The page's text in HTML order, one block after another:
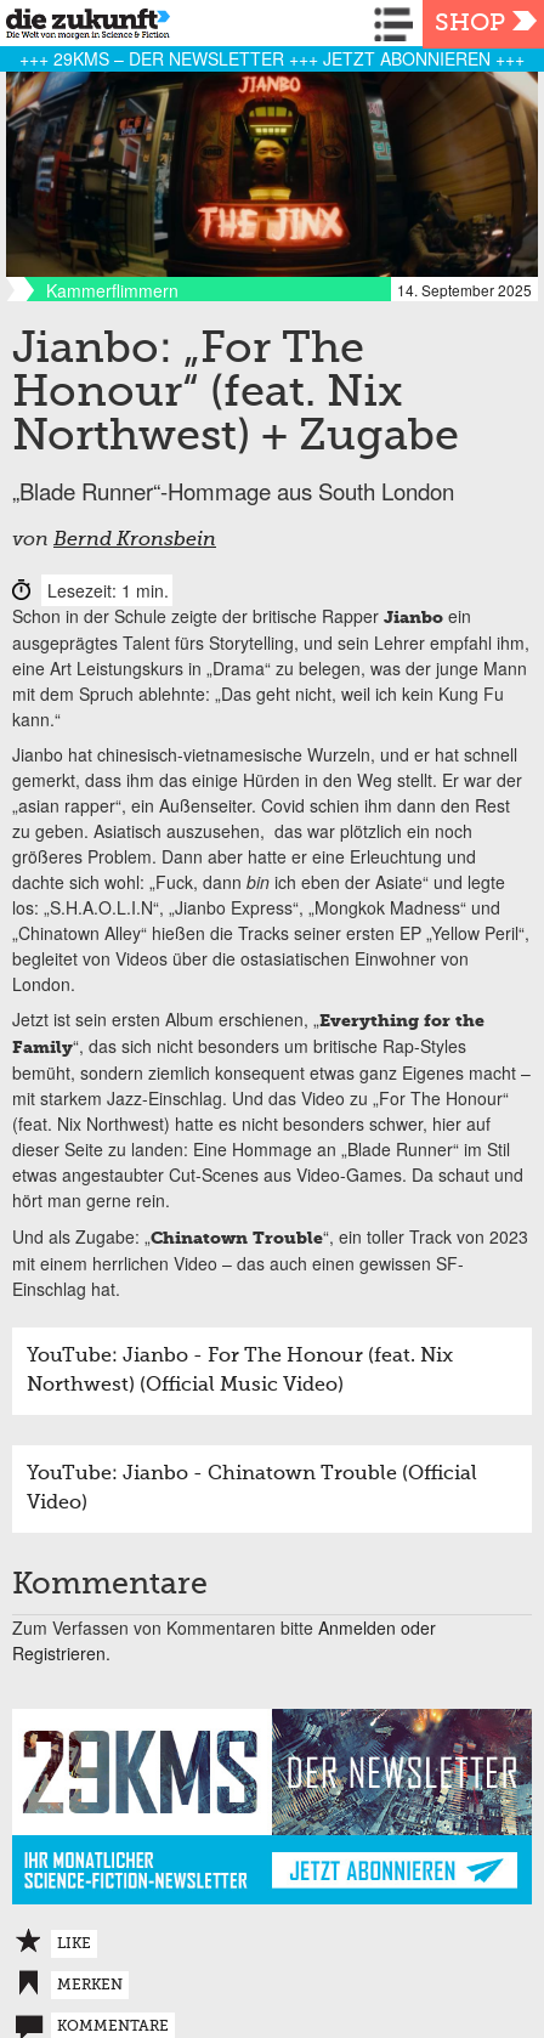
Navigation
SHOP
+++ 29KMS – DER NEWSLETTER +++ JETZT ABONNIEREN +++
Kammerflimmern 14. September 2025
Jianbo: „For The
Honour“ (feat. Nix
Northwest) + Zugabe
„Blade Runner“-Hommage aus South London
von Bernd Kronsbein
Lesezeit: 1 min.
Schon in der Schule zeigte der britische Rapper Jianbo ein
ausgeprägtes Talent fürs Storytelling, und sein Lehrer empfahl ihm,
eine Art Leistungskurs in „Drama“ zu belegen, was der junge Mann
mit dem Spruch ablehnte: „Das geht nicht, weil ich kein Kung Fu
kann.“
Jianbo hat chinesisch-vietnamesische Wurzeln, und er hat schnell
gemerkt, dass ihm das einige Hürden in den Weg stellt. Er war der
„asian rapper“, ein Außenseiter. Covid schien ihm dann den Rest
zu geben. Asiatisch auszusehen, das war plötzlich ein noch
größeres Problem. Dann aber hatte er eine Erleuchtung und
dachte sich wohl: „Fuck, dann bin ich eben der Asiate“ und legte
los: „S.H.A.O.L.I.N“, „Jianbo Express“, „Mongkok Madness“ und
„Chinatown Alley“ hießen die Tracks seiner ersten EP „Yellow Peril“,
begleitet von Videos über die ostasiatischen Einwohner von
London.
Jetzt ist sein ersten Album erschienen, „Everything for the
Family“, das sich nicht besonders um britische Rap-Styles
bemüht, sondern ziemlich konsequent etwas ganz Eigenes macht –
mit starkem Jazz-Einschlag. Und das Video zu „For The Honour“
(feat. Nix Northwest) hatte es nicht besonders schwer, hier auf
dieser Seite zu landen: Eine Hommage an „Blade Runner“ im Stil
etwas angestaubter Cut-Scenes aus Video-Games. Da schaut und
hört man gerne rein.
Und als Zugabe: „Chinatown Trouble“, ein toller Track von 2023
mit einem herrlichen Video – das auch einen gewissen SF-
Einschlag hat.
YouTube: Jianbo - For The Honour (feat. Nix
Northwest) (Official Music Video)
YouTube: Jianbo - Chinatown Trouble (Official
Video)
Kommentare
Zum Verfassen von Kommentaren bitte Anmelden oder
Registrieren.
LIKE
MERKEN
KOMMENTARE